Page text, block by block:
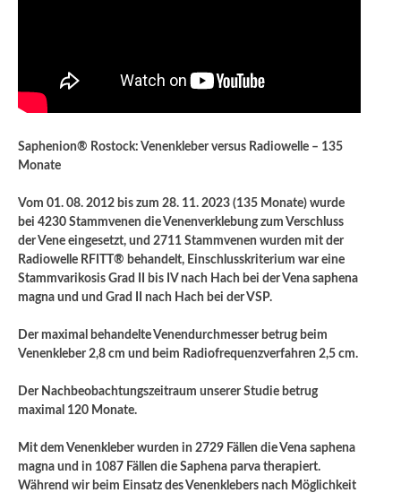
Saphenion® Rostock: Venenkleber versus Radiowelle – 135
Monate
Vom 01. 08. 2012 bis zum 28. 11. 2023 (135 Monate) wurde
bei 4230 Stammvenen die Venenverklebung zum Verschluss
der Vene eingesetzt, und 2711 Stammvenen wurden mit der
Radiowelle RFITT® behandelt, Einschlusskriterium war eine
Stammvarikosis Grad II bis IV nach Hach bei der Vena saphena
magna und und Grad II nach Hach bei der VSP.
Der maximal behandelte Venendurchmesser betrug beim
Venenkleber 2,8 cm und beim Radiofrequenzverfahren 2,5 cm.
Der Nachbeobachtungszeitraum unserer Studie betrug
maximal 120 Monate.
Mit dem Venenkleber wurden in 2729 Fällen die Vena saphena
magna und in 1087 Fällen die Saphena parva therapiert.
Während wir beim Einsatz des Venenklebers nach Möglichkeit